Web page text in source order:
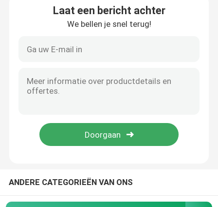
Nasopharyngeal Luchtroutebuis
Dubbele Lumen Luchtpijptak
De Manometer van de manchetdruk
Bronchiale Blocker Buis
Laat een bericht achter
We bellen je snel terug!
ANDERE CATEGORIEËN VAN ONS